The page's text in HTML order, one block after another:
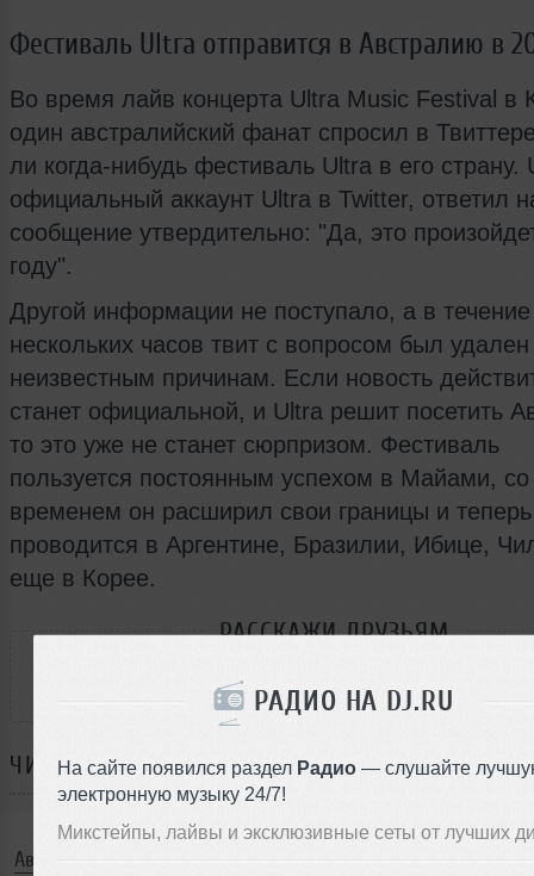
РАДИО НА DJ.RU
На сайте появился раздел Радио — слушайте
электронную музыку 24/7!
Микстейпы, лайвы и эксклюзивные сеты от лучших
Фестиваль Ultra отправится в Австралию в
Во время лайв концерта Ultra Music Festival в
один австралийский фанат спросил в
ли когда-нибудь фестиваль Ultra в его страну.
официальный аккаунт Ultra в Twitter, ответил
сообщение утвердительно: "Да, это
году".
Другой информации не поступало, а в течение
нескольких часов твит с вопросом был
неизвестным причинам. Если новость
станет официальной, и Ultra решит посетить
то это уже не станет сюрпризом. Фестиваль
пользуется постоянным успехом в Майами, со
временем он расширил свои границы и теперь
проводится в Аргентине, Бразилии, Ибице,
еще в Корее.
РАССКАЖИ ДРУЗЬЯМ
ЧИТАЙТЕ ТАКЖЕ:
Авичи наконец выпустит полноценный альбом